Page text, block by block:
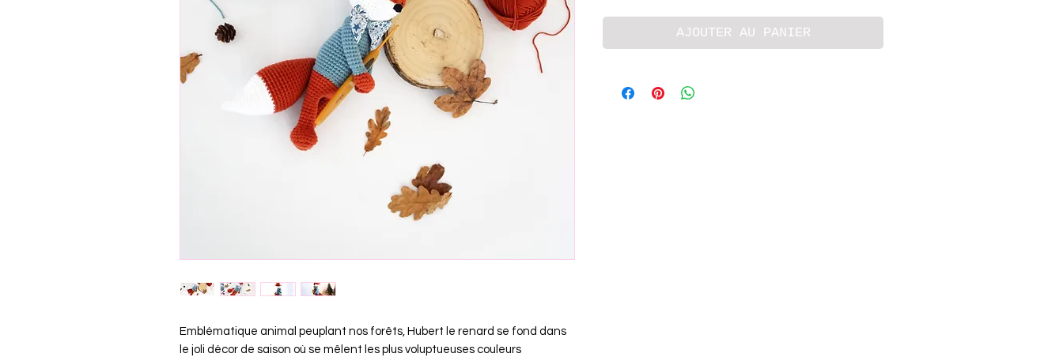
Emblématique animal peuplant nos forêts, Hubert le renard se fond dans
le joli décor de saison où se mêlent les plus voluptueuses couleurs
AJOUTER AU PANIER